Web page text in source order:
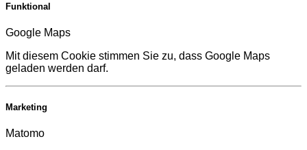
Funktional
Google Maps
Mit diesem Cookie stimmen Sie zu, dass Google Maps
geladen werden darf.
Marketing
Matomo